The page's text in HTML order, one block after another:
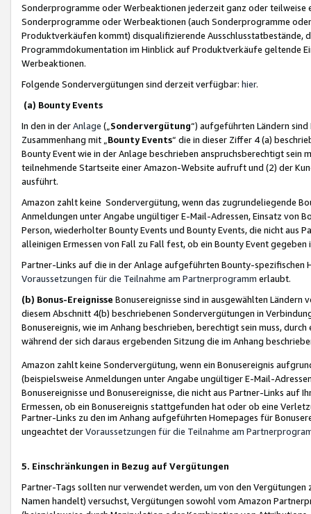
Sonderprogramme oder Werbeaktionen jederzeit ganz oder
Sonderprogramme oder Werbeaktionen (auch Sonderprogramme
Produktverkäufen kommt) disqualifizierende Ausschlusstatbestände,
Programmdokumentation im Hinblick auf Produktverkäufe geltende
Werbeaktionen.
Folgende Sondervergütungen sind derzeit verfügbar: hier.
(a) Bounty Events
In den in derAnlage („ Sondervergütung“) aufgeführten Ländern
Zusammenhang mit „ Bounty Events“ die in dieser Ziffer 4 (a)
Bounty Event wie in der Anlage beschrieben anspruchsberechtigt sein
teilnehmende Startseite einer Amazon-Website aufruft und (2) der
ausführt.
Amazon zahlt keine Sondervergütung, wenn das zugrundeliegende
Anmeldungen unter Angabe ungültiger E-Mail-Adressen, Einsatz von
Person, wiederholter Bounty Events und Bounty Events, die nicht
alleinigen Ermessen von Fall zu Fall fest, ob ein Bounty Event
Partner-Links auf die in der Anlage aufgeführten Bounty-spezifischen
Voraussetzungen für die Teilnahme am Partnerprogramm erlaubt.
(b) Bonus-Ereignisse Bonusereignisse sind in ausgewählten Ländern
diesem Abschnitt 4(b) beschriebenen Sondervergütungen in
Bonusereignis, wie im Anhang beschrieben, berechtigt sein muss,
während der sich daraus ergebenden Sitzung die im Anhang
Amazon zahlt keine Sondervergütung, wenn ein Bonusereignis
(beispielsweise Anmeldungen unter Angabe ungültiger E-Mail-
Bonusereignisse und Bonusereignisse, die nicht aus Partner-Links auf
Ermessen, ob ein Bonusereignis stattgefunden hat oder ob eine
Partner-Links zu den im Anhang aufgeführten Homepages für
ungeachtet derVoraussetzungen für die Teilnahme am
5. Einschränkungen in Bezug auf Vergütungen
Partner-Tags sollten nur verwendet werden, um von den
Namen handelt) versuchst, Vergütungen sowohl vom Amazon